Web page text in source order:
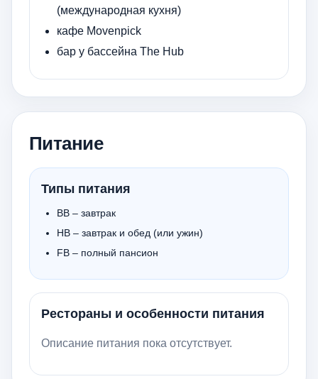
(международная кухня)
кафе Movenpick
бар у бассейна The Hub
Питание
Типы питания
BB – завтрак
HB – завтрак и обед (или ужин)
FB – полный пансион
Рестораны и особенности питания
Описание питания пока отсутствует.